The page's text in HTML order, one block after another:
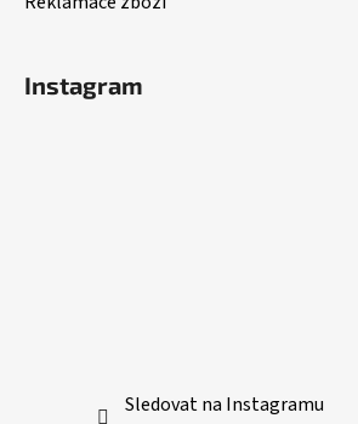
Instagram
Sledovat na Instagramu